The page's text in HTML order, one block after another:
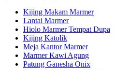
Kijing Makam Marmer
Lantai Marmer
Hiolo Marmer Tempat Dupa
Kijing Katolik
Meja Kantor Marmer
Marmer Kawi Agung
Patung Ganesha Onix